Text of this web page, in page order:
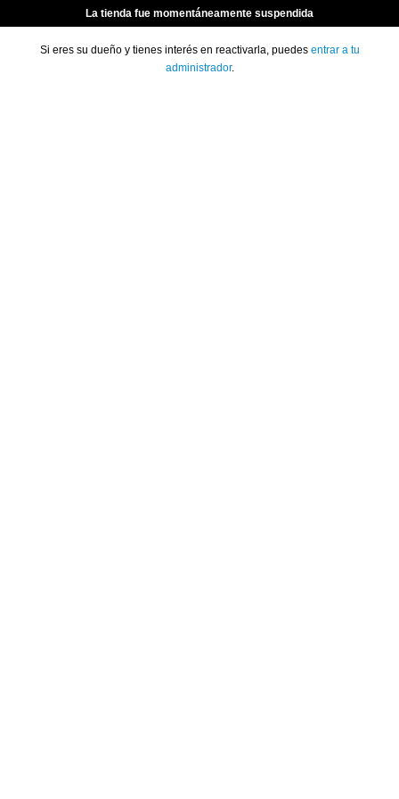
La tienda fue momentáneamente suspendida
Si eres su dueño y tienes interés en reactivarla, puedes entrar a tu
administrador.